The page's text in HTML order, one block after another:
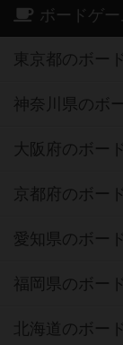
ボードゲ
東京都のボー
神奈川県のボ
大阪府のボー
京都府のボー
愛知県のボー
福岡県のボー
北海道のボー